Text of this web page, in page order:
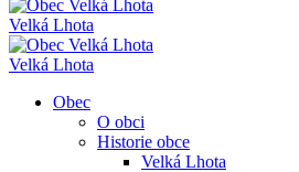
Velká Lhota
Velká Lhota
Obec
O obci
Historie obce
Velká Lhota